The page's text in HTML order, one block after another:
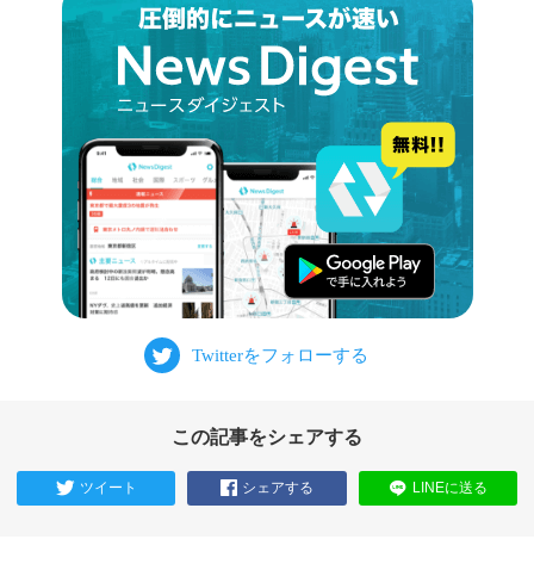
この記事をシェアする
ツイート シェアする LINEに送る